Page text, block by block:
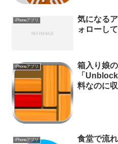
iPhoneアプリ
気になる
ォローし
iPhoneアプリ
箱入り娘
「
料なのに
iPhoneアプリ
食堂で流